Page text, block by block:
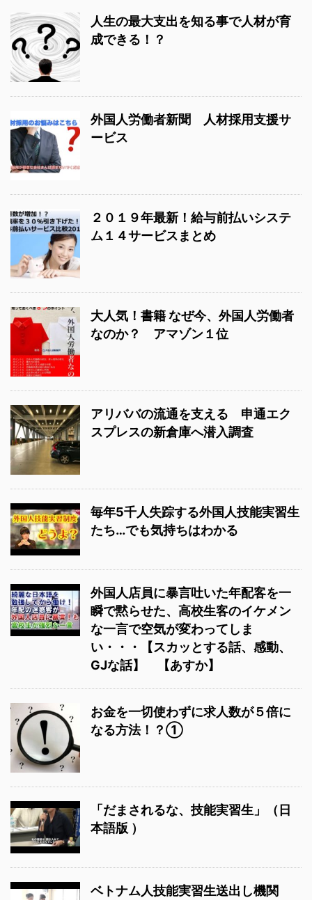
人生の最大支出を知る事で人材が育
成できる！？
外国人労働者新聞 人材採用支援サ
ービス
２０１９年最新！給与前払いシステ
ム１４サービスまとめ
大人気！書籍 なぜ今、外国人労働者
なのか？ アマゾン１位
アリババの流通を支える 申通エク
スプレスの新倉庫へ潜入調査
毎年5千人失踪する外国人技能実習生
たち…でも気持ちはわかる
外国人店員に暴言吐いた年配客を一
瞬で黙らせた、高校生客のイケメン
な一言で空気が変わってしま
い・・・【スカッとする話、感動、
GJな話】 【あすか】
お金を一切使わずに求人数が５倍に
なる方法！？①
「だまされるな、技能実習生」（日
本語版 ）
ベトナム人技能実習生送出し機関